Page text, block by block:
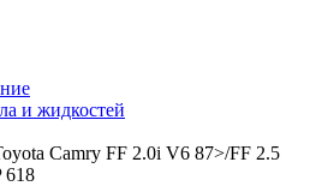
и жидкостей
Camry FF 2.0i V6 87>/FF 2.5
618